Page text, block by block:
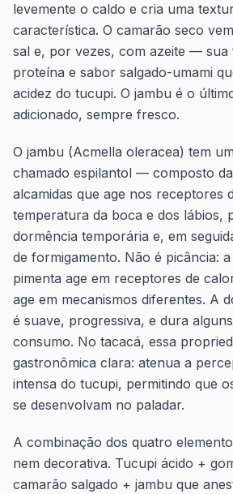
levemente o caldo e cria uma
característica. O camarão seco
sal e, por vezes, com azeite — sua
proteína e sabor salgado-umami
acidez do tucupi. O jambu é o
adicionado, sempre fresco.
O jambu (Acmella oleracea) tem
chamado espilantol — composto
alcamidas que age nos receptores
temperatura da boca e dos lábios,
dormência temporária e, em
de formigamento. Não é picância:
pimenta age em receptores de
age em mecanismos diferentes. A
é suave, progressiva, e dura
consumo. No tacacá, essa
gastronômica clara: atenua a
intensa do tucupi, permitindo que
se desenvolvam no paladar.
A combinação dos quatro
nem decorativa. Tucupi ácido +
camarão salgado + jambu que